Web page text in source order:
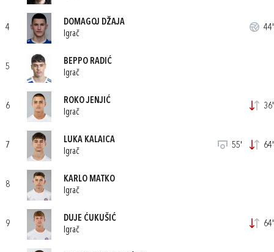
4
DOMAGOJ DŽAJA
Igrač
44'
5
BEPPO RADIĆ
Igrač
6
ROKO JENJIĆ
Igrač
36'
7
LUKA KALAICA
Igrač
55' 64'
8
KARLO MATKO
Igrač
9
DUJE ĆUKUŠIĆ
Igrač
64'